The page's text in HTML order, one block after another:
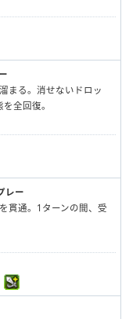
まる。消せないドロッ
全回復。
レー
貫通。1ターンの間、受